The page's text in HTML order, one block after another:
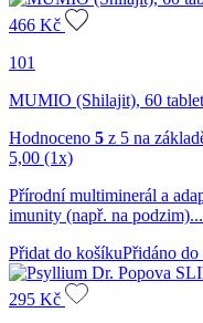
466 Kč
101
MUMIO (Shilajit), 60 tablet
Hodnoceno 5 z 5 na
5,00 (1x)
Přírodní multiminerál a
imunity (např. na
Přidat do košíkuPřidáno do
295 Kč